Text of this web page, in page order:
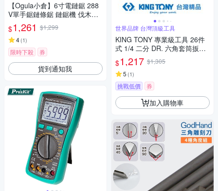
【Ogula小倉】6寸電鏈鋸 288
V單手鋸鏈條鋸 鏈鋸機 伐木鋸
手持電動鏈鋸【288V兩電一
充】送全套配件
$1,261 $1,299
4(1)
限時下殺 券
貨到通知我
世界品牌 台灣頂級工具
KING TONY 專業級工具 26件
式 1/4 二分 DR. 六角套筒扳手
組 (KT2526MR)
$1,217 $1,305
5 (1)
挑戰低價 券
加入購物車